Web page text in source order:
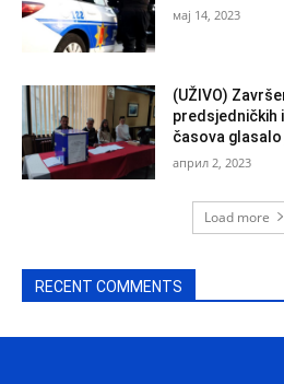
мај 14, 2023
(UŽIVO)
predsjedničkih
časova
април 2, 2023
Load more
RECENT COMMENTS